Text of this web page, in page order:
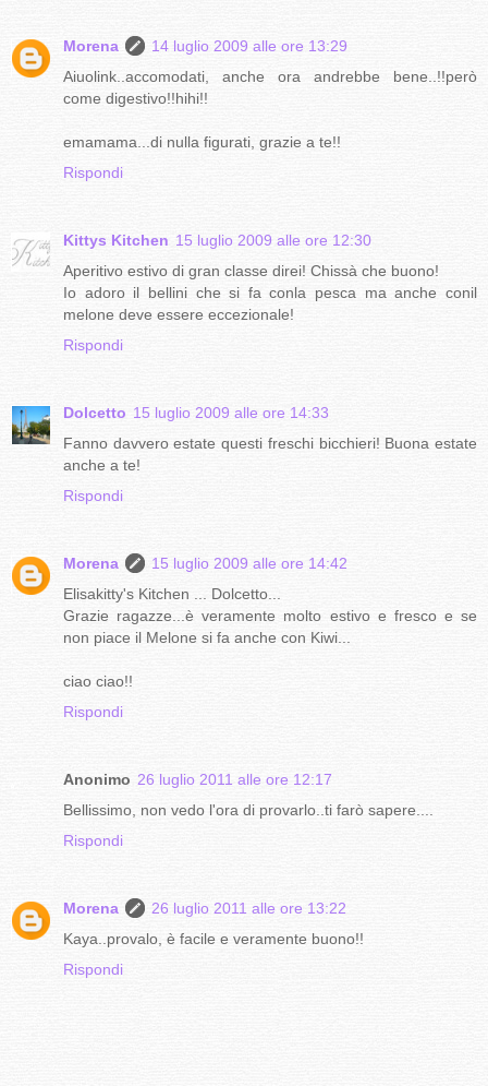
Morena
14 luglio 2009 alle ore 13:29
Aiuolink..accomodati, anche ora andrebbe bene..!!però
come digestivo!!hihi!!
emamama...di nulla figurati, grazie a te!!
Rispondi
Kittys Kitchen 15 luglio 2009 alle ore 12:30
Aperitivo estivo di gran classe direi! Chissà che buono!
Io adoro il bellini che si fa conla pesca ma anche conil
melone deve essere eccezionale!
Rispondi
Dolcetto 15 luglio 2009 alle ore 14:33
Fanno davvero estate questi freschi bicchieri! Buona estate
anche a te!
Rispondi
Morena
15 luglio 2009 alle ore 14:42
Elisakitty's Kitchen ... Dolcetto...
Grazie ragazze...è veramente molto estivo e fresco e se
non piace il Melone si fa anche con Kiwi...
ciao ciao!!
Rispondi
Anonimo 26 luglio 2011 alle ore 12:17
Bellissimo, non vedo l'ora di provarlo..ti farò sapere....
Rispondi
Morena
26 luglio 2011 alle ore 13:22
Kaya..provalo, è facile e veramente buono!!
Rispondi